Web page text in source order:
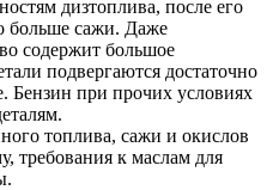
дизтоплива, после его
больше сажи. Даже
содержит большое
подвергаются достаточно
Бензин при прочих условиях
топлива, сажи и окислов
требования к маслам для